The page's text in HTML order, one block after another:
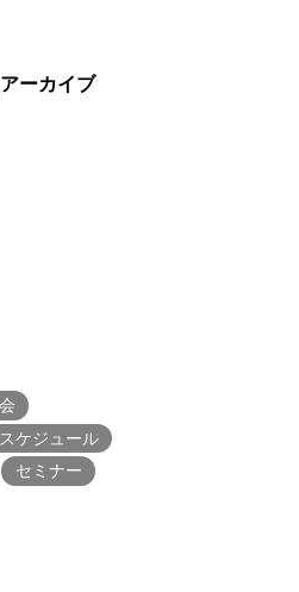
ーカイブ
スケジュール
セミナー